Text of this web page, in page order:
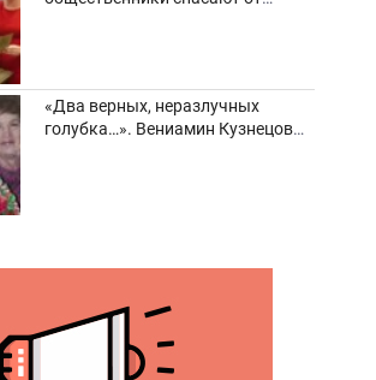
«Два верных, неразлучных
голубка…». Вениамин Кузнецов